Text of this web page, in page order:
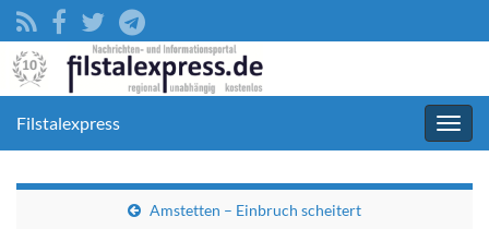
Filstalexpress
Amstetten – Einbruch scheitert